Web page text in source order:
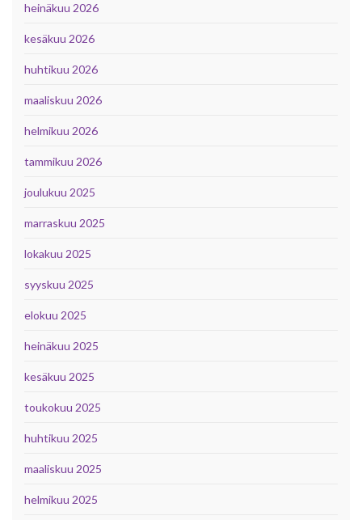
heinäkuu 2026
kesäkuu 2026
huhtikuu 2026
maaliskuu 2026
helmikuu 2026
tammikuu 2026
joulukuu 2025
marraskuu 2025
lokakuu 2025
syyskuu 2025
elokuu 2025
heinäkuu 2025
kesäkuu 2025
toukokuu 2025
huhtikuu 2025
maaliskuu 2025
helmikuu 2025